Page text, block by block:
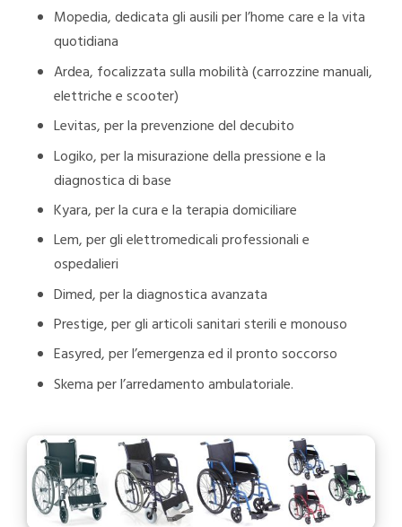
Mopedia, dedicata gli ausili per l’home care e la vita
quotidiana
Ardea, focalizzata sulla mobilità (carrozzine manuali,
elettriche e scooter)
Levitas, per la prevenzione del decubito
Logiko, per la misurazione della pressione e la
diagnostica di base
Kyara, per la cura e la terapia domiciliare
Lem, per gli elettromedicali professionali e
ospedalieri
Dimed, per la diagnostica avanzata
Prestige, per gli articoli sanitari sterili e monouso
Easyred, per l’emergenza ed il pronto soccorso
Skema per l’arredamento ambulatoriale.